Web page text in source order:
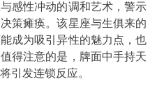
感性冲动的调和艺术，警示
策瘫痪。该星座与生俱来的
成为吸引异性的魅力点，也
得注意的是，牌面中手持天
引发连锁反应。